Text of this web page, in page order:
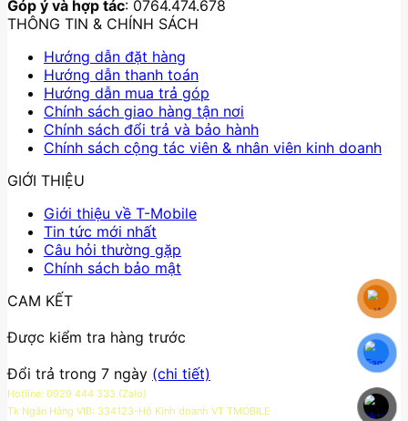
Góp ý và hợp tác: 0764.474.678
THÔNG TIN & CHÍNH SÁCH
Hướng dẫn đặt hàng
Hướng dẫn thanh toán
Hướng dẫn mua trả góp
Chính sách giao hàng tận nơi
Chính sách đổi trả và bảo hành
Chính sách cộng tác viên & nhân viên kinh doanh
GIỚI THIỆU
Giới thiệu về T-Mobile
Tin tức mới nhất
Câu hỏi thường gặp
Chính sách bảo mật
CAM KẾT
Được kiểm tra hàng trước
Đổi trả trong 7 ngày (chi tiết)
Hotline: 0929 444 333 (Zalo)
Tk Ngân Hàng VIB: 334123-Hộ Kinh doanh VT TMOBILE